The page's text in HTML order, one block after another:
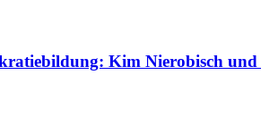
Kim Nierobisch